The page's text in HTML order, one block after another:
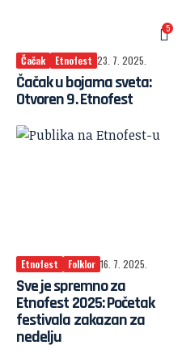
5
Čačak Etnofest 23. 7. 2025.
Čačak u bojama sveta:
Otvoren 9. Etnofest
Etnofest Folklor 16. 7. 2025.
Sve je spremno za
Etnofest 2025: Početak
festivala zakazan za
nedelju